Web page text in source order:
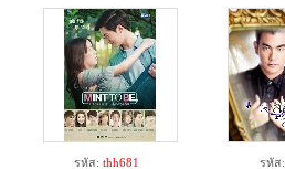
รหัส: thh681 รหัส: